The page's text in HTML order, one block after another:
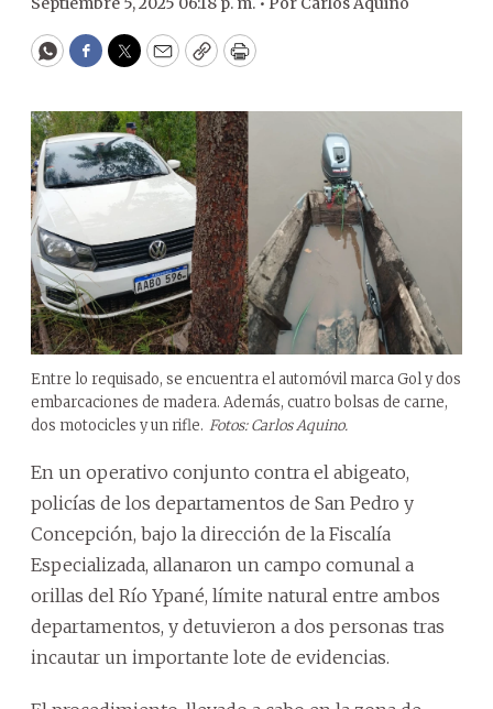
WhatsApp
Facebook
Twitter
EmailCopyPrint
Entre lo requisado, se encuentra el automóvil marca Gol y dos
embarcaciones de madera. Además, cuatro bolsas de carne,
dos motocicles y un rifle. Fotos: Carlos Aquino.
En un operativo conjunto contra el abigeato,
policías de los departamentos de San Pedro y
Concepción, bajo la dirección de la Fiscalía
Especializada, allanaron un campo comunal a
orillas del Río Ypané, límite natural entre ambos
departamentos, y detuvieron a dos personas tras
incautar un importante lote de evidencias.